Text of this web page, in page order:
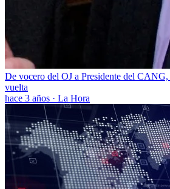
De vocero del OJ a Presidente del CANG,
vuelta
hace 3 años · La Hora